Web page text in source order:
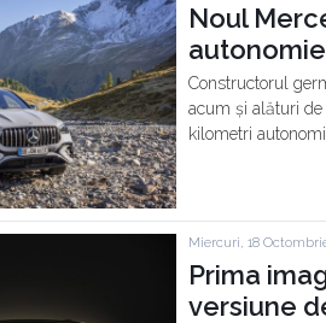
Noul
Constructorul
acum și alături
kilometri
Miercuri, 18 Octombrie
Prima
versiune